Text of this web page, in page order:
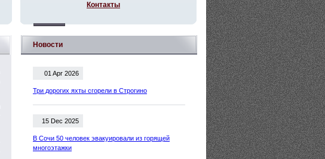
Новости
01 Apr 2026
Три дорогих яхты сгорели в Строгино
15 Dec 2025
В Сочи 50 человек эвакуировали из горящей
многоэтажки
Контакты